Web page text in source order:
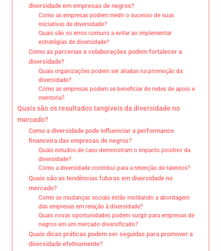
diversidade em empresas de negros?
Como as empresas podem medir o sucesso de suas
iniciativas de diversidade?
Quais são os erros comuns a evitar ao implementar
estratégias de diversidade?
Como as parcerias e colaborações podem fortalecer a
diversidade?
Quais organizações podem ser aliadas na promoção da
diversidade?
Como as empresas podem se beneficiar de redes de apoio e
mentoria?
Quais são os resultados tangíveis da diversidade no
mercado?
Como a diversidade pode influenciar a performance
financeira das empresas de negros?
Quais estudos de caso demonstram o impacto positivo da
diversidade?
Como a diversidade contribui para a retenção de talentos?
Quais são as tendências futuras em diversidade no
mercado?
Como as mudanças sociais estão moldando a abordagem
das empresas em relação à diversidade?
Quais novas oportunidades podem surgir para empresas de
negros em um mercado diversificado?
Quais dicas práticas podem ser seguidas para promover a
diversidade efetivamente?